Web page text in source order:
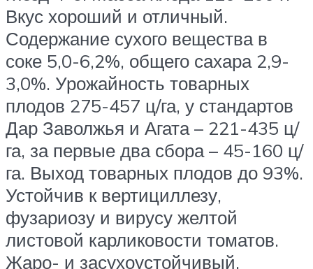
Вкус хороший и отличный.
Содержание сухого вещества в
соке 5,0-6,2%, общего сахара 2,9-
3,0%. Урожайность товарных
плодов 275-457 ц/га, у стандартов
Дар Заволжья и Агата – 221-435 ц/
га, за первые два сбора – 45-160 ц/
га. Выход товарных плодов до 93%.
Устойчив к вертициллезу,
фузариозу и вирусу желтой
листовой карликовости томатов.
Жаро- и засухоустойчивый.